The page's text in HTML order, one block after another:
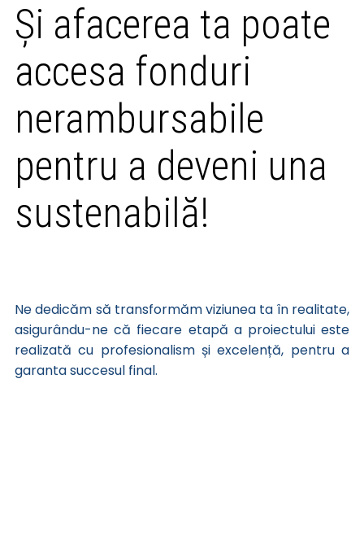
Și afacerea ta poate
accesa fonduri
nerambursabile
pentru a deveni una
sustenabilă!
Ne dedicăm să transformăm viziunea ta în realitate,
asigurându-ne că fiecare etapă a proiectului este
realizată cu profesionalism și excelență, pentru a
garanta succesul final.